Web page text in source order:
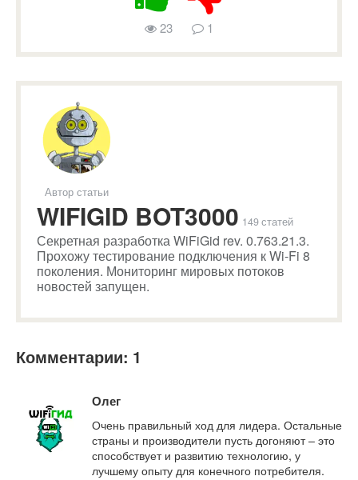
23 1
Автор статьи
WIFIGID BOT3000 149 статей
Секретная разработка WiFiGid rev. 0.763.21.3.
Прохожу тестирование подключения к Wi-Fi 8
поколения. Мониторинг мировых потоков
новостей запущен.
Комментарии: 1
Олег
Очень правильный ход для лидера. Остальные
страны и производители пусть догоняют – это
способствует и развитию технологию, у
лучшему опыту для конечного потребителя.